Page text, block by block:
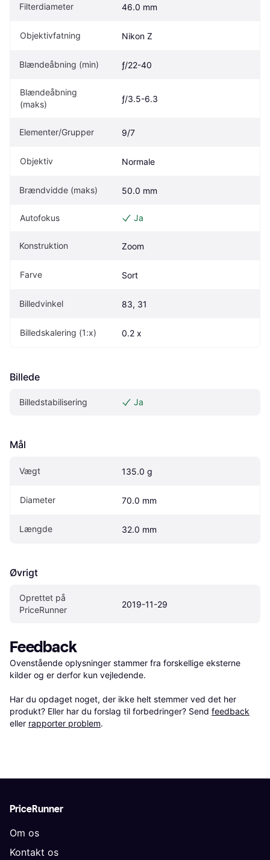
Filterdiameter 46.0 mm
Objektivfatning Nikon Z
Blændeåbning (min) ƒ/22-40
Blændeåbning
(maks)
ƒ/3.5-6.3
Elementer/Grupper 9/7
Objektiv Normale
Brændvidde (maks) 50.0 mm
Autofokus Ja
Konstruktion Zoom
Farve Sort
Billedvinkel 83, 31
Billedskalering (1:x) 0.2 x
Billede
Billedstabilisering Ja
Mål
Vægt 135.0 g
Diameter 70.0 mm
Længde 32.0 mm
Øvrigt
Oprettet på
PriceRunner
2019-11-29
Feedback
Ovenstående oplysninger stammer fra forskellige eksterne
kilder og er derfor kun vejledende.
Har du opdaget noget, der ikke helt stemmer ved det her
produkt? Eller har du forslag til forbedringer? Send feedback
eller rapporter problem.
PriceRunner
Om os
Kontakt os